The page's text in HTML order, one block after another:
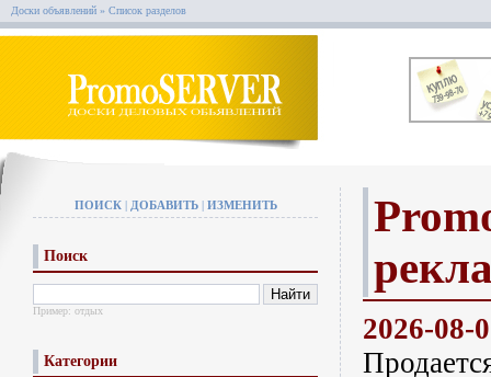
Доски объявлений » Список разделов
ПОИСК| ДОБАВИТЬ| ИЗМЕНИТЬ
Поиск
Пример: отдых
Категории
2026-08-